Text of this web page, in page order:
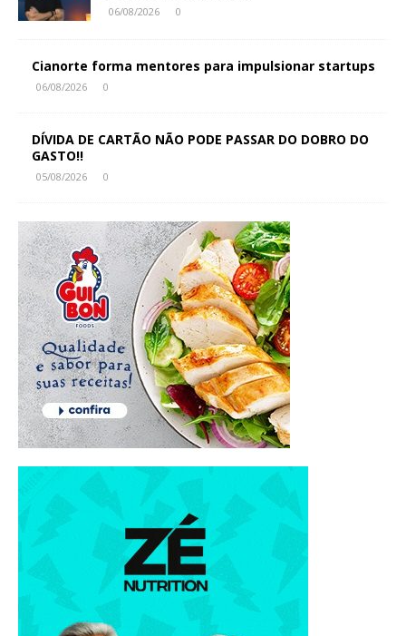
06/08/2026 0
Cianorte forma mentores para impulsionar startups
06/08/2026 0
DÍVIDA DE CARTÃO NÃO PODE PASSAR DO DOBRO DO
GASTO!!
05/08/2026 0